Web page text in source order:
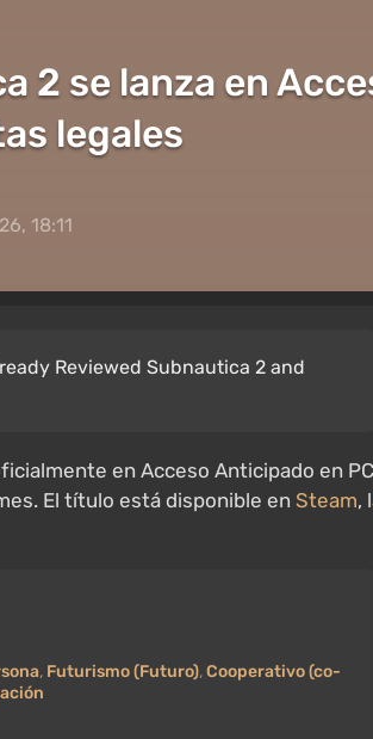
2 se lanza en
legales
18:11
Reviewed Subnautica 2 and
en Acceso Anticipado en PC
El título está disponible en Steam,
, Futurismo (Futuro),Cooperativo (co-